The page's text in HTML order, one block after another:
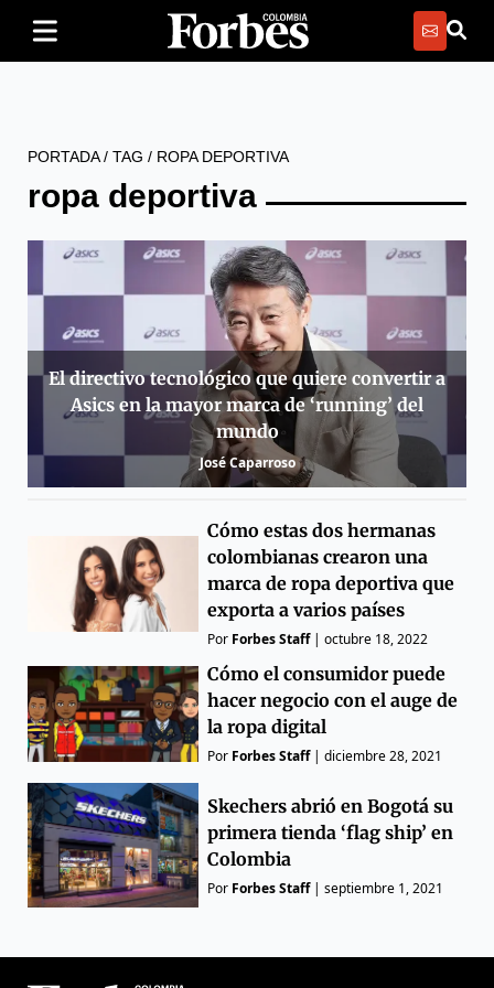
PORTADA/ TAG / ROPA DEPORTIVA
ropa deportiva
El directivo tecnológico que quiere convertir a
Asics en la mayor marca de ‘running’ del
mundo
José Caparroso
Cómo estas dos hermanas
colombianas crearon una
marca de ropa deportiva que
exporta a varios países
Por Forbes Staff|octubre 18, 2022
Cómo el consumidor puede
hacer negocio con el auge de
la ropa digital
Por Forbes Staff|diciembre 28, 2021
Skechers abrió en Bogotá su
primera tienda ‘flag ship’ en
Colombia
Por Forbes Staff|septiembre 1, 2021